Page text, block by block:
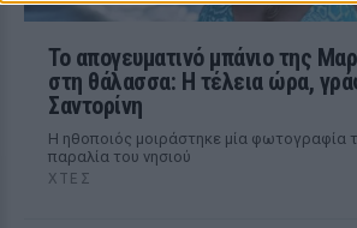
Το απογευματινό μπάνιο της
στη θάλασσα: Η τέλεια ώρα,
Σαντορίνη
Η ηθοποιός μοιράστηκε μία φωτογραφία
παραλία του νησιού
ΧΤΕΣ